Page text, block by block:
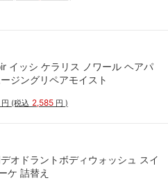
イッシ ケラリス ノワール ヘアパ
ジングリペアモイスト
円 (税込 2,585 円 )
オドラントボディウォッシュ スイ
ケ 詰替え